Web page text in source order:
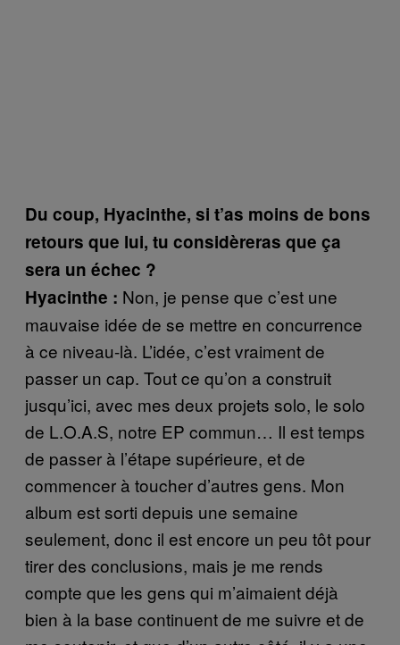
Du coup, Hyacinthe, si t’as moins de bons
retours que lui, tu considèreras que ça
sera un échec ?
Hyacinthe : Non, je pense que c’est une
mauvaise idée de se mettre en concurrence
à ce niveau-là. L’idée, c’est vraiment de
passer un cap. Tout ce qu’on a construit
jusqu’ici, avec mes deux projets solo, le solo
de L.O.A.S, notre EP commun… Il est temps
de passer à l’étape supérieure, et de
commencer à toucher d’autres gens. Mon
album est sorti depuis une semaine
seulement, donc il est encore un peu tôt pour
tirer des conclusions, mais je me rends
compte que les gens qui m’aimaient déjà
bien à la base continuent de me suivre et de